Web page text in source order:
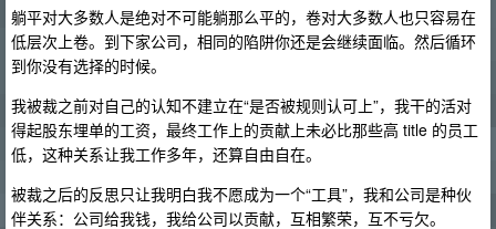
躺平对大多数人是绝对不可能躺那么平的，卷对大多数人也只容易在
低层次上卷。到下家公司，相同的陷阱你还是会继续面临。然后循环
到你没有选择的时候。
我被裁之前对自己的认知不建立在“是否被规则认可上”，我干的活对
得起股东埋单的工资，最终工作上的贡献上未必比那些高 title 的员工
低，这种关系让我工作多年，还算自由自在。
被裁之后的反思只让我明白我不愿成为一个“工具”，我和公司是种伙
伴关系：公司给我钱，我给公司以贡献，互相繁荣，互不亏欠。